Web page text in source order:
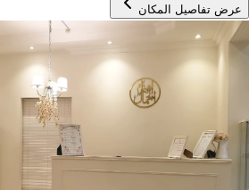
عرض تفاصيل المكان